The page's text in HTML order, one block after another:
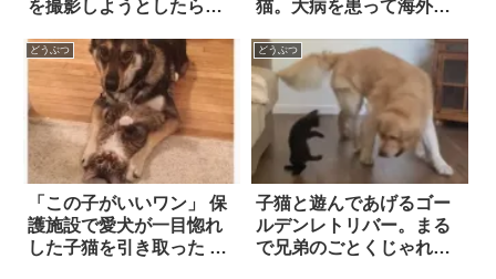
を撮影しようとしたら…
ン
猫。大病を患って海外で
深いサポートによって無
事完治！
どうぶつ
「この子がいいワン」 保
護施設で愛犬が一目惚れ
した子猫を引き取った 7
どうぶつ
子猫と遊んであげるゴー
ルデンレトリバー。まる
で兄弟のごとくじゃれ合